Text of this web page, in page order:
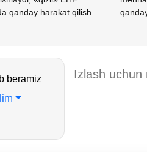
qanday harakat qilish
beramiz